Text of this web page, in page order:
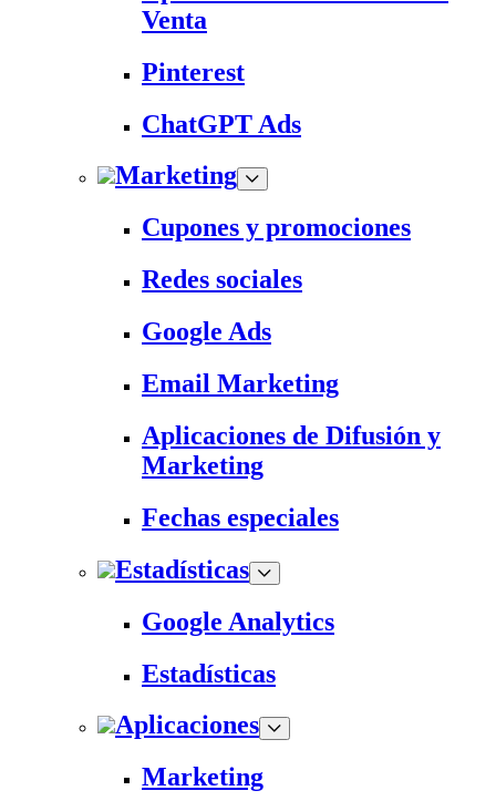
Venta
Pinterest
ChatGPT Ads
Marketing
Cupones y promociones
Redes sociales
Google Ads
Email Marketing
Aplicaciones de Difusión y
Marketing
Fechas especiales
Estadísticas
Google Analytics
Estadísticas
Aplicaciones
Marketing